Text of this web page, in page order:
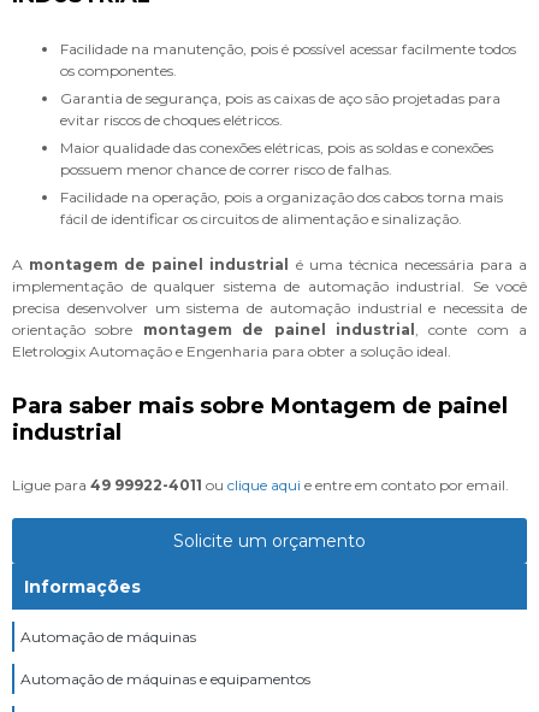
Facilidade na manutenção, pois é possível acessar facilmente todos
os componentes.
Garantia de segurança, pois as caixas de aço são projetadas para
evitar riscos de choques elétricos.
Maior qualidade das conexões elétricas, pois as soldas e conexões
possuem menor chance de correr risco de falhas.
Facilidade na operação, pois a organização dos cabos torna mais
fácil de identificar os circuitos de alimentação e sinalização.
A montagem de painel industrial é uma técnica necessária para a
implementação de qualquer sistema de automação industrial. Se você
precisa desenvolver um sistema de automação industrial e necessita de
orientação sobre montagem de painel industrial , conte com a
Eletrologix Automação e Engenharia para obter a solução ideal.
Para saber mais sobre Montagem de painel
industrial
Ligue para 49 99922-4011 ou clique aqui e entre em contato por email.
Solicite um orçamento
Informações
Automação de máquinas
Automação de máquinas e equipamentos